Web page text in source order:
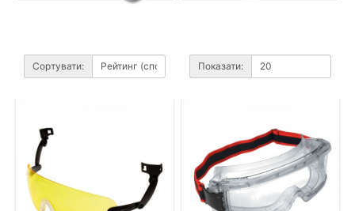
Сортувати: Показати: